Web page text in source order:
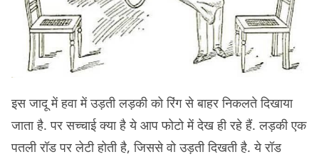
इस जादू में हवा में उड़ती लड़की को रिंग से बाहर निकलते दिखाया
जाता है. पर सच्चाई क्या है ये आप फोटो में देख ही रहे हैं. लड़की एक
पतली रॉड पर लेटी होती है, जिससे वो उड़ती दिखती है. ये रॉड